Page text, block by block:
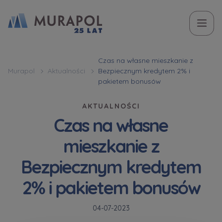
Murapol Aktualności
Czas na własne mieszkanie z
Bezpiecznym kredytem 2% i
pakietem bonusów
AKTUALNOŚCI
Czas na własne
mieszkanie z
Bezpiecznym kredytem
2% i pakietem bonusów
04-07-2023
Zakup mieszkania | lokalu
W jakiej sprawie się kontaktujesz
Ulubione
Вас зацікавила наша пропозиція? Заповніть бланк,
і наші консультанти нададуть Вам детальну
інформацію з приводу наших квартир та
апартаментів інвестиційних у вибраному місті.
Оберіть місто
Оберіть місто
Ім’я та прізвище
E-mail
E-mail